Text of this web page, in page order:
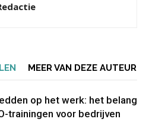
MEER VAN DEZE AUTEUR
op het werk: het belang
trainingen voor bedrijven